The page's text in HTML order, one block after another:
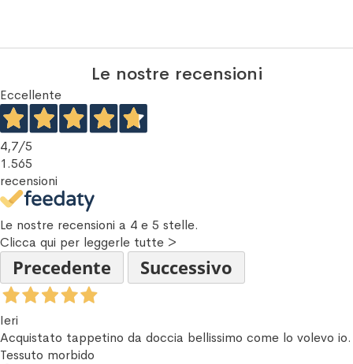
Le nostre recensioni
Eccellente
4,7/5
1.565
recensioni
Le nostre recensioni a 4 e 5 stelle.
Clicca qui per leggerle tutte >
Precedente Successivo
Ieri
Acquistato tappetino da doccia bellissimo come lo volevo io.
Tessuto morbido